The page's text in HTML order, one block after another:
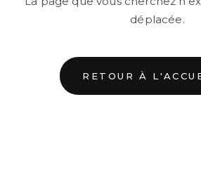
déplacée.
RETOUR À